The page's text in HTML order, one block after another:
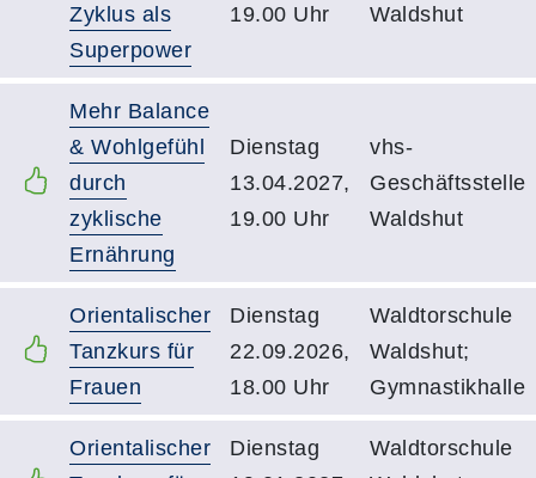
Zyklus als
Superpower
19.00 Uhr
Waldshut
Mehr Balance
& Wohlgefühl
durch
zyklische
Ernährung
Dienstag
13.04.2027,
19.00 Uhr
vhs-
Geschäftsstelle
Waldshut
Orientalischer
Tanzkurs für
Frauen
Dienstag
22.09.2026,
18.00 Uhr
Waldtorschule
Waldshut;
Gymnastikhalle
Orientalischer
Dienstag
Waldtorschule